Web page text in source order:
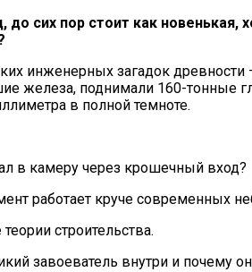
сих пор стоит как новенькая,
инженерных загадок древности
железа, поднимали 160-тонные
в полной темноте.
в камеру через крошечный вход?
работает круче современных
строительства.
завоеватель внутри и почему